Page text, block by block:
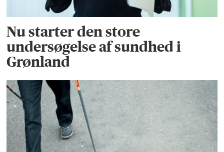
Nu starter den store
undersøgelse af sundhed i
Grønland